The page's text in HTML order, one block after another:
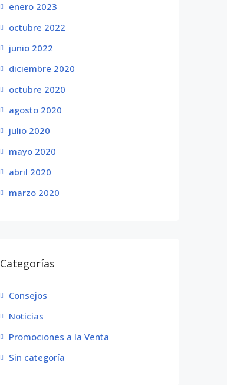
enero 2023
octubre 2022
junio 2022
diciembre 2020
octubre 2020
agosto 2020
julio 2020
mayo 2020
abril 2020
marzo 2020
Categorías
Consejos
Noticias
Promociones a la Venta
Sin categoría